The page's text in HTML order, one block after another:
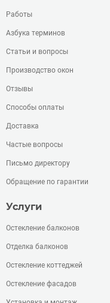
Работы
Азбука терминов
Статьи и вопросы
Производство окон
Отзывы
Способы оплаты
Доставка
Частые вопросы
Письмо директору
Обращение по гарантии
Услуги
Остекление балконов
Отделка балконов
Остекление коттеджей
Остекление фасадов